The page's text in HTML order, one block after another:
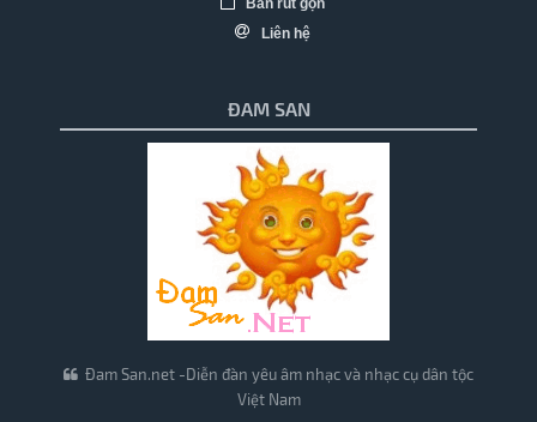
Bản rút gọn
Liên hệ
ĐAM SAN
Đam San.net -Diễn đàn yêu âm nhạc và nhạc cụ dân tộc
Việt Nam